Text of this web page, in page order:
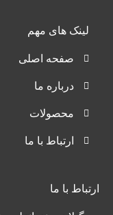
لینک های مهم
صفحه اصلی
درباره ما
محصولات
ارتباط با ما
ارتباط با ما